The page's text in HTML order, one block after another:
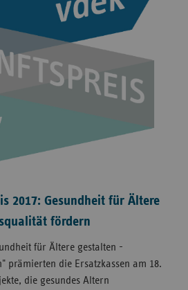
2017: Gesundheit für Ältere
fördern
für Ältere gestalten -
prämierten die Ersatzkassen am 18.
die gesundes Altern